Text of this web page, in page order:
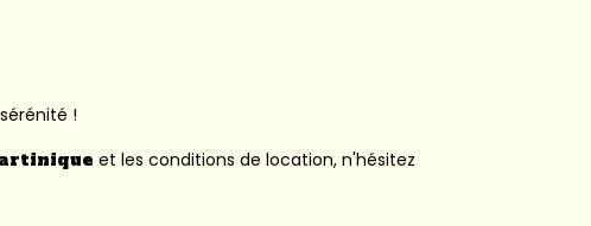
!
et les conditions de location, n'hésitez